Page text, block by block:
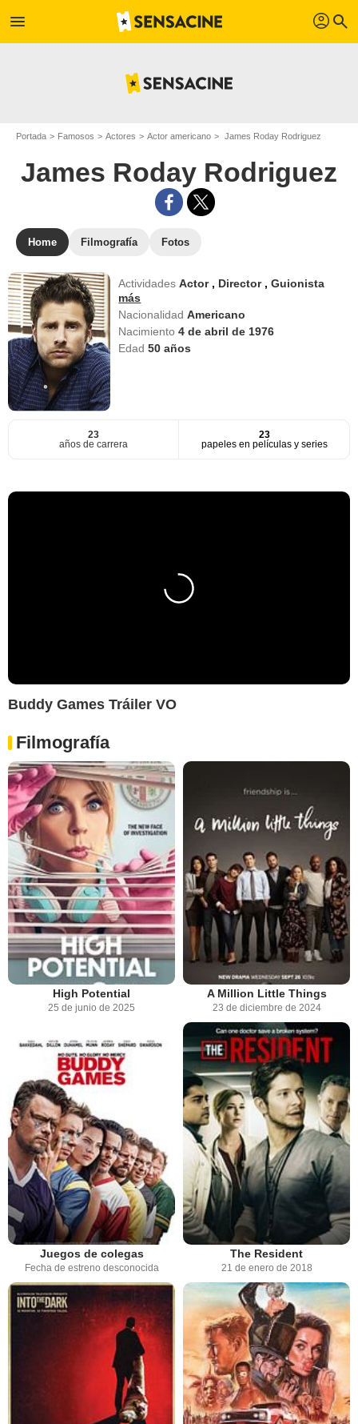
menu profil search
Portada Famosos Actores Actor americano James Roday Rodriguez
James Roday Rodriguez
Home Filmografía Fotos
ActividadesActor , Director ,Guionista
más
NacionalidadAmericano
Nacimiento4 de abril de 1976
Edad50 años
23
años de carrera
23
papeles en películas y series
Buddy Games Tráiler VO
Filmografía
High Potential
25 de junio de 2025
A Million Little Things
23 de diciembre de 2024
Juegos de colegas
Fecha de estreno desconocida
The Resident
21 de enero de 2018